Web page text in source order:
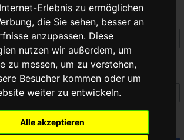
Erlebnis zu ermöglichen
die Sie sehen, besser an
anzupassen. Diese
nutzen wir außerdem, um
zu messen, um zu verstehen,
Besucher kommen oder um
weiter zu entwickeln.
Alle akzeptieren